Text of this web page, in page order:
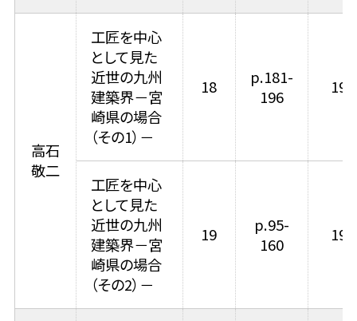
高石
敬二
工匠を中心
として見た
近世の九州
建築界－宮
崎県の場合
（その1）－
18
p.181-
196
工匠を中心
として見た
近世の九州
建築界－宮
崎県の場合
（その2）－
19
p.95-
160